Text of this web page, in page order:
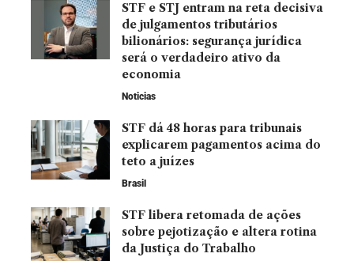
STF e STJ entram na reta decisiva
de julgamentos tributários
bilionários: segurança jurídica
será o verdadeiro ativo da
economia
Noticias
STF dá 48 horas para tribunais
explicarem pagamentos acima do
teto a juízes
Brasil
STF libera retomada de ações
sobre pejotização e altera rotina
da Justiça do Trabalho